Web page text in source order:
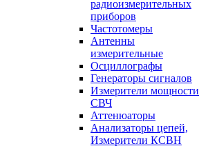
радиоизмерительных
приборов
Частотомеры
Антенны
измерительные
Осциллографы
Генераторы сигналов
Измерители мощности
СВЧ
Аттенюаторы
Анализаторы цепей,
Измерители КСВН